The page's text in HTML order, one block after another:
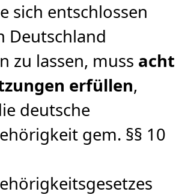
sich entschlossen
Deutschland
zu lassen, muss acht
erfüllen,
deutsche
gem. §§ 10